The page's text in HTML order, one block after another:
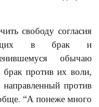
свободу согласия
в брак и
обычаю
брак против их воли,
направленный против
“А понеже много